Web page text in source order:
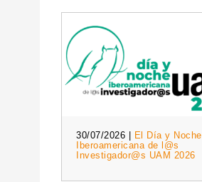
30/07/2026 |
El Día y Noche
Iberoamericana de l@s
Investigador@s UAM 2026